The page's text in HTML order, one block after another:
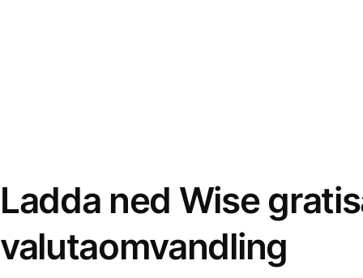
Ladda ned Wise
valutaomvandling